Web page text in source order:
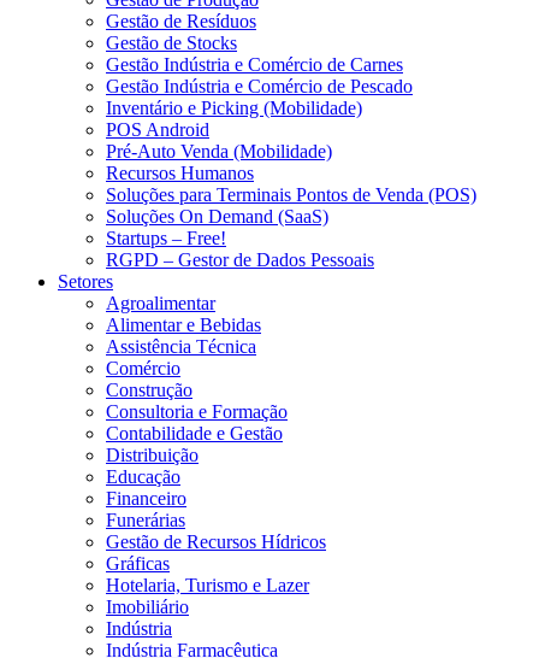
Gestão de Resíduos
Gestão de Stocks
Gestão Indústria e Comércio de Carnes
Gestão Indústria e Comércio de Pescado
Inventário e Picking (Mobilidade)
POS Android
Pré-Auto Venda (Mobilidade)
Recursos Humanos
Soluções para Terminais Pontos de Venda (POS)
Soluções On Demand (SaaS)
Startups – Free!
RGPD – Gestor de Dados Pessoais
Setores
Agroalimentar
Alimentar e Bebidas
Assistência Técnica
Comércio
Construção
Consultoria e Formação
Contabilidade e Gestão
Distribuição
Educação
Financeiro
Funerárias
Gestão de Recursos Hídricos
Gráficas
Hotelaria, Turismo e Lazer
Imobiliário
Indústria
Indústria Farmacêutica